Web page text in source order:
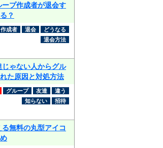
ープ作成者が退会す
？
作成者 退会
どうなる
退会方法
じゃない人からグル
た原因と対処方法
グループ 友達
違う
知らない
招待
無料の丸型アイコ